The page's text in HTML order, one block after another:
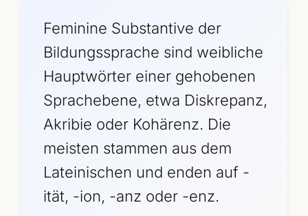
Feminine Substantive der
Bildungssprache sind weibliche
Hauptwörter einer gehobenen
Sprachebene, etwa Diskrepanz,
Akribie oder Kohärenz. Die
meisten stammen aus dem
Lateinischen und enden auf -
ität, -ion, -anz oder -enz.